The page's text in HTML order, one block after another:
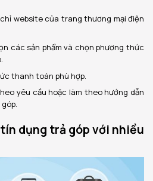
chỉ website của trang thương mại điện
các sản phẩm và chọn phương thức
thanh toán phù hợp.
yêu cầu hoặc làm theo hướng dẫn
dụng trả góp với nhiều